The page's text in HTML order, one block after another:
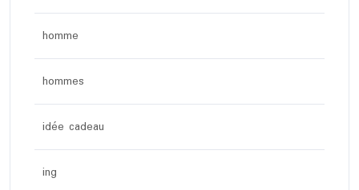
homme
hommes
idée cadeau
ing